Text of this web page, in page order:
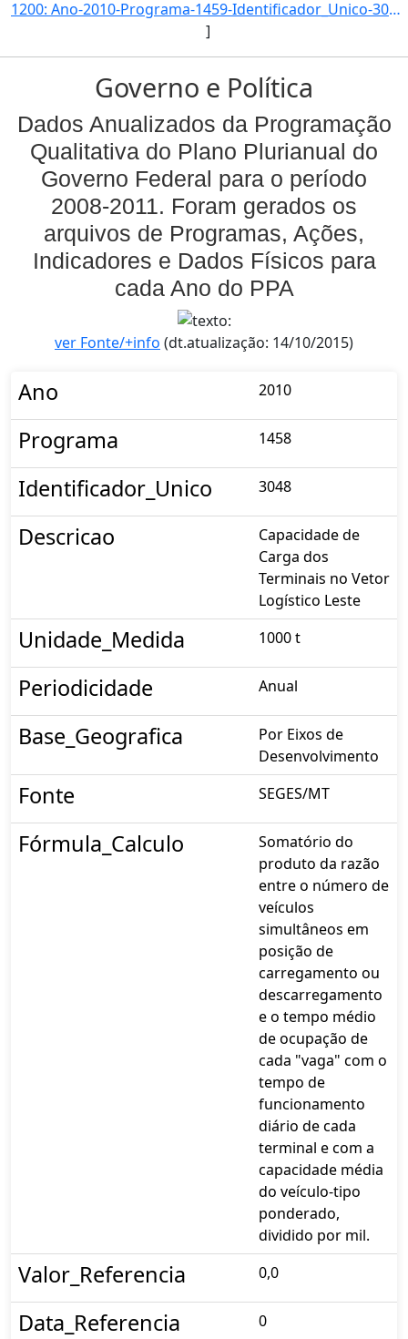
1200: Ano-2010-Programa-1459-Identificador_Unico-3052-Descricao-Tempo_Medio_de_Transbordo_Unitario_no_Veto]
]
Governo e Política
Dados Anualizados da Programação
Qualitativa do Plano Plurianual do
Governo Federal para o período
2008-2011. Foram gerados os
arquivos de Programas, Ações,
Indicadores e Dados Físicos para
cada Ano do PPA
ver Fonte/+info (dt.atualização: 14/10/2015)
Ano 2010
Programa 1458
Identificador_Unico 3048
Descricao
Capacidade de
Carga dos
Terminais no Vetor
Logístico Leste
Unidade_Medida 1000 t
Periodicidade Anual
Base_Geografica
Por Eixos de
Desenvolvimento
Fonte SEGES/MT
Fórmula_Calculo
Somatório do
produto da razão
entre o número de
veículos
simultâneos em
posição de
carregamento ou
descarregamento
e o tempo médio
de ocupação de
cada "vaga" com o
tempo de
funcionamento
diário de cada
terminal e com a
capacidade média
do veículo-tipo
ponderado,
dividido por mil.
Valor_Referencia 0,0
Data_Referencia 0